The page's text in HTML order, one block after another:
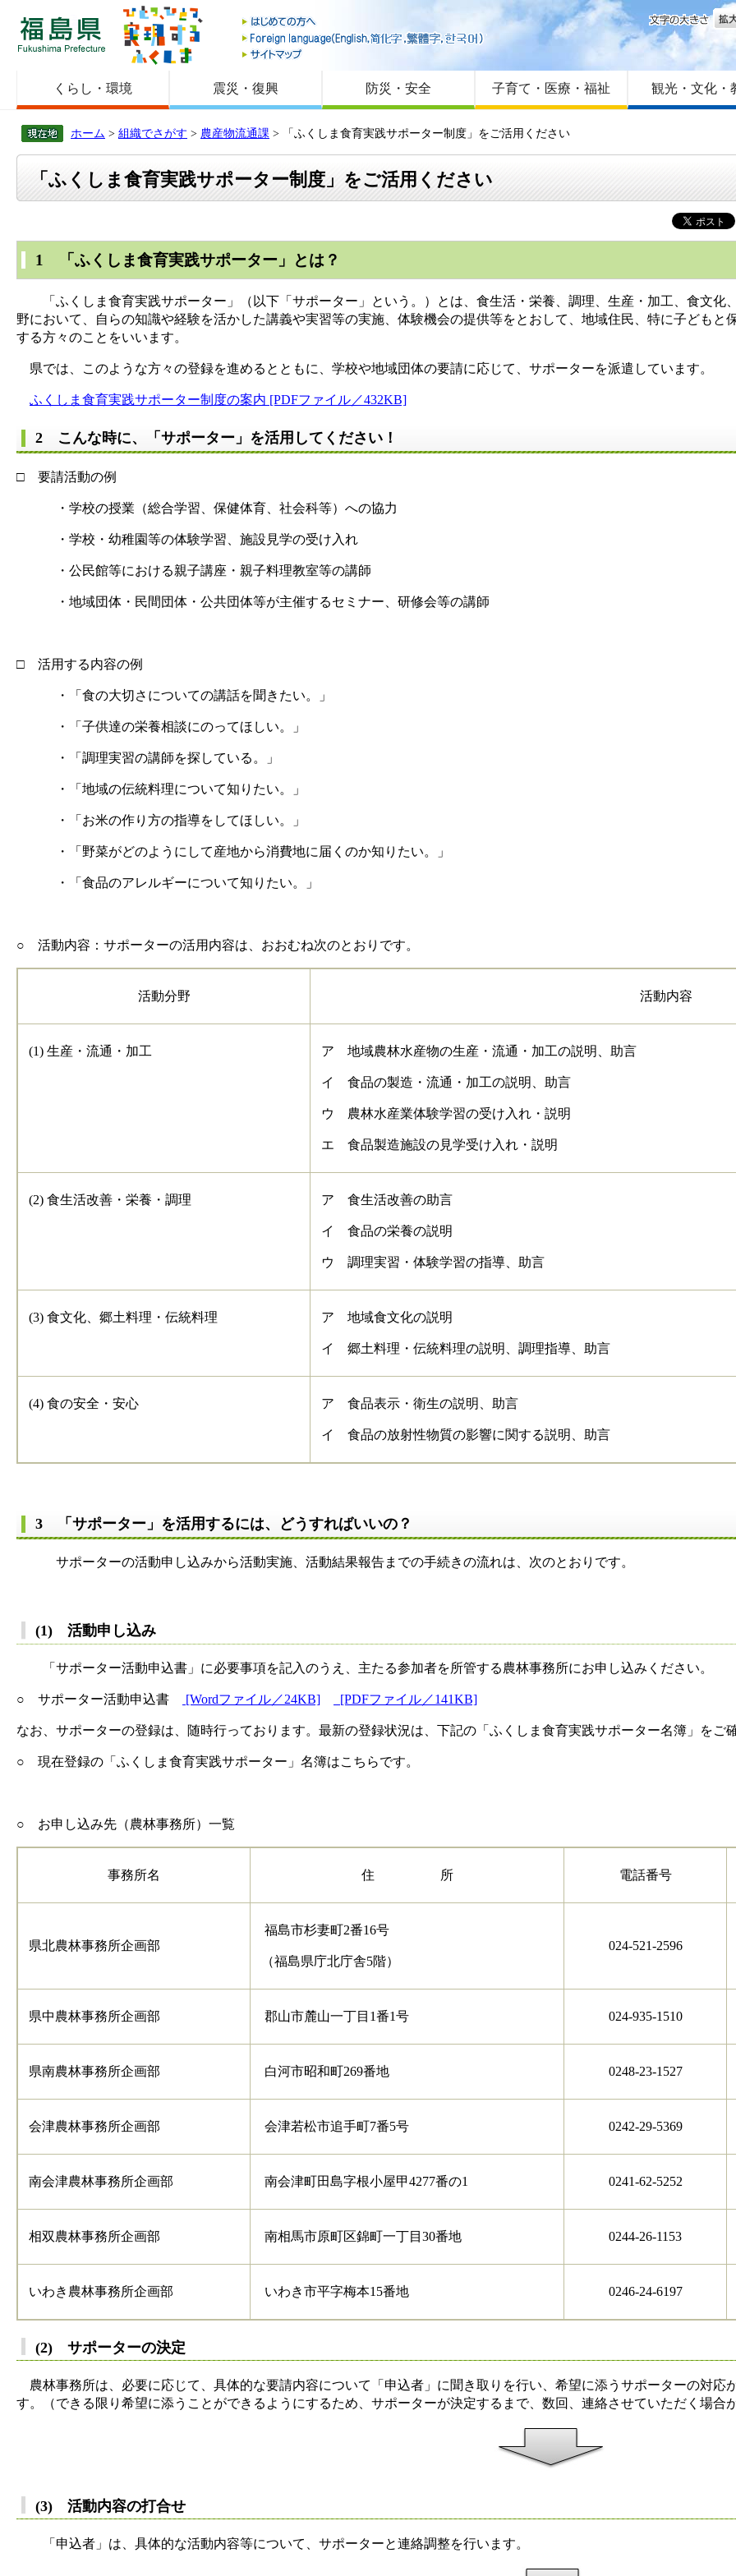
福島県
はじめての方へ
Foreign language
サイトマップ
文字
くらし・環境 震災・復興 防災・安全 子育て・医療・福祉 観光・文化・
ホーム > 組織でさがす > 農産物流通課 > 「ふくしま食育実践サポーター制度」をご活用ください
「ふくしま食育実践サポーター制度」をご活用ください
1 「ふくしま食育実践サポーター」とは？
「ふくしま食育実践サポーター」（以下「サポーター」という。）とは、食生活・栄養、調理、生産・加工、食文化
野において、自らの知識や経験を活かした講義や実習等の実施、体験機会の提供等をとおして、地域住民、特に子ども
する方々のことをいいます。
県では、このような方々の登録を進めるとともに、学校や地域団体の要請に応じて、サポーターを派遣しています。
ふくしま食育実践サポーター制度の案内 [PDFファイル／432KB]
2 こんな時に、「サポーター」を活用してください！
□ 要請活動の例
・学校の授業（総合学習、保健体育、社会科等）への協力
・学校・幼稚園等の体験学習、施設見学の受け入れ
・公民館等における親子講座・親子料理教室等の講師
・地域団体・民間団体・公共団体等が主催するセミナー、研修会等の講師
□ 活用する内容の例
・「食の大切さについての講話を聞きたい。」
・「子供達の栄養相談にのってほしい。」
・「調理実習の講師を探している。」
・「地域の伝統料理について知りたい。」
・「お米の作り方の指導をしてほしい。」
・「野菜がどのようにして産地から消費地に届くのか知りたい。」
・「食品のアレルギーについて知りたい。」
○ 活動内容：サポーターの活用内容は、おおむね次のとおりです。
活動分野 活動内容
(1) 生産・流通・加工 ア 地域農林水産物の生産・流通・加工の説明、助言
イ 食品の製造・流通・加工の説明、助言
ウ 農林水産業体験学習の受け入れ・説明
エ 食品製造施設の見学受け入れ・説明
(2) 食生活改善・栄養・調理 ア 食生活改善の助言
イ 食品の栄養の説明
ウ 調理実習・体験学習の指導、助言
(3) 食文化、郷土料理・伝統料理 ア 地域食文化の説明
イ 郷土料理・伝統料理の説明、調理指導、助言
(4) 食の安全・安心 ア 食品表示・衛生の説明、助言
イ 食品の放射性物質の影響に関する説明、助言
3 「サポーター」を活用するには、どうすればいいの？
サポーターの活動申し込みから活動実施、活動結果報告までの手続きの流れは、次のとおりです。
(1) 活動申し込み
「サポーター活動申込書」に必要事項を記入のうえ、主たる参加者を所管する農林事務所にお申し込みください。
○ サポーター活動申込書 [Wordファイル／24KB] [PDFファイル／141KB]
なお、サポーターの登録は、随時行っております。最新の登録状況は、下記の「ふくしま食育実践サポーター名簿」をご
○ 現在登録の「ふくしま食育実践サポーター」名簿はこちらです。
○ お申し込み先（農林事務所）一覧
事務所名 住 所 電話番号
県北農林事務所企画部
福島市杉妻町2番16号
（福島県庁北庁舎5階）
024-521-2596
県中農林事務所企画部 郡山市麓山一丁目1番1号 024-935-1510
県南農林事務所企画部 白河市昭和町269番地 0248-23-1527
会津農林事務所企画部 会津若松市追手町7番5号 0242-29-5369
南会津農林事務所企画部 南会津町田島字根小屋甲4277番の1 0241-62-5252
相双農林事務所企画部 南相馬市原町区錦町一丁目30番地 0244-26-1153
いわき農林事務所企画部 いわき市平字梅本15番地 0246-24-6197
(2) サポーターの決定
農林事務所は、必要に応じて、具体的な要請内容について「申込者」に聞き取りを行い、希望に添うサポーターの対応
す。（できる限り希望に添うことができるようにするため、サポーターが決定するまで、数回、連絡させていただく場合
(3) 活動内容の打合せ
「申込者」は、具体的な活動内容等について、サポーターと連絡調整を行います。